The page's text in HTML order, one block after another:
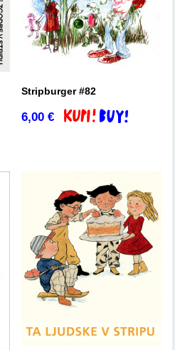
Stripburger #82
6,00€ Dodaj v košarico